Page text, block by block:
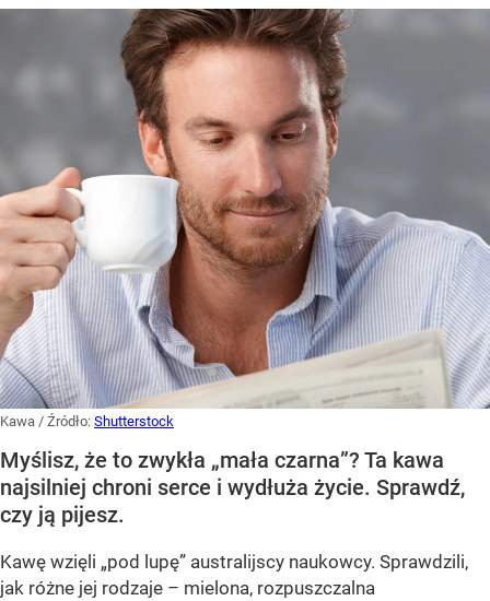
Kawa / Źródło: Shutterstock
Myślisz, że to zwykła „mała czarna”? Ta kawa
najsilniej chroni serce i wydłuża życie. Sprawdź,
czy ją pijesz.
Kawę wzięli „pod lupę” australijscy naukowcy. Sprawdzili,
jak różne jej rodzaje – mielona, rozpuszczalna